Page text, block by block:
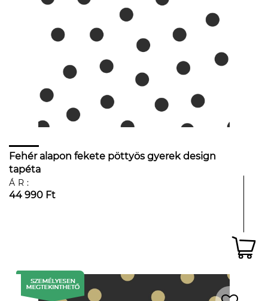
Fehér alapon fekete pöttyös gyerek design
tapéta
ÁR:
44 990 Ft